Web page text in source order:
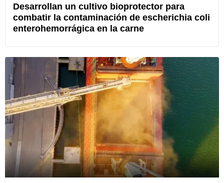
Desarrollan un cultivo bioprotector para
combatir la contaminación de escherichia coli
enterohemorrágica en la carne